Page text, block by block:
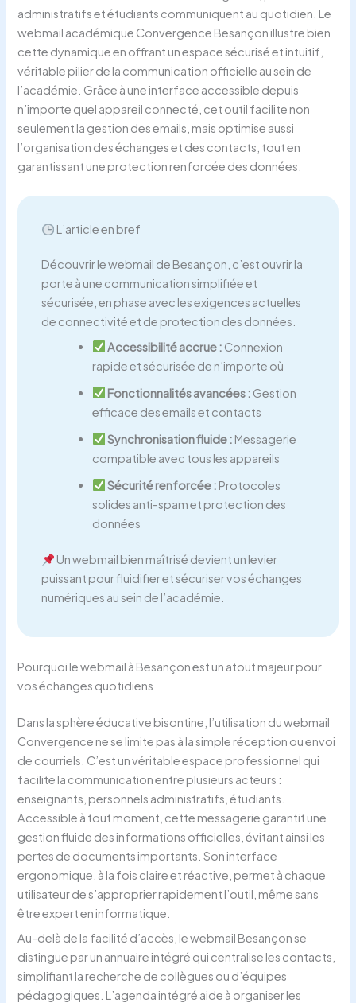
administratifs et étudiants communiquent au quotidien. Le
webmail académique Convergence Besançon illustre bien
cette dynamique en offrant un espace sécurisé et intuitif,
véritable pilier de la communication officielle au sein de
l’académie. Grâce à une interface accessible depuis
n’importe quel appareil connecté, cet outil facilite non
seulement la gestion des emails, mais optimise aussi
l’organisation des échanges et des contacts, tout en
garantissant une protection renforcée des données.
L’article en bref
Découvrir le webmail de Besançon, c’est ouvrir la
porte à une communication simplifiée et
sécurisée, en phase avec les exigences actuelles
de connectivité et de protection des données.
Accessibilité accrue : Connexion
rapide et sécurisée de n’importe où
Fonctionnalités avancées : Gestion
efficace des emails et contacts
Synchronisation fluide : Messagerie
compatible avec tous les appareils
Sécurité renforcée : Protocoles
solides anti-spam et protection des
données
Un webmail bien maîtrisé devient un levier
puissant pour fluidifier et sécuriser vos échanges
numériques au sein de l’académie.
Pourquoi le webmail à Besançon est un atout majeur pour
vos échanges quotidiens
Dans la sphère éducative bisontine, l’utilisation du webmail
Convergence ne se limite pas à la simple réception ou envoi
de courriels. C’est un véritable espace professionnel qui
facilite la communication entre plusieurs acteurs :
enseignants, personnels administratifs, étudiants.
Accessible à tout moment, cette messagerie garantit une
gestion fluide des informations officielles, évitant ainsi les
pertes de documents importants. Son interface
ergonomique, à la fois claire et réactive, permet à chaque
utilisateur de s’approprier rapidement l’outil, même sans
être expert en informatique.
Au-delà de la facilité d’accès, le webmail Besançon se
distingue par un annuaire intégré qui centralise les contacts,
simplifiant la recherche de collègues ou d’équipes
pédagogiques. L’agenda intégré aide à organiser les